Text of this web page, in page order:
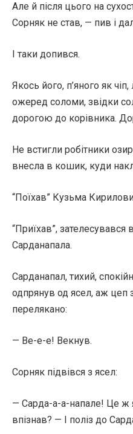
Але й після цього на
Сорняк не став, — пив і
І таки допився.
Якось його, п’яного як
ожеред соломи, звідки
дорогою до корівника.
Не встигли робітники
внесла в кошик, куди
“Поїхав” Кузьма
“Приїхав”,
Сарданапала.
Сарданапал, тихий,
одпрянув од ясел, аж цеп
перелякано:
— Ве-е-е! Векнув.
Сорняк підвівся з ясел:
— Сарда-а-а-напале! Це ж
впізнав? — І поліз до